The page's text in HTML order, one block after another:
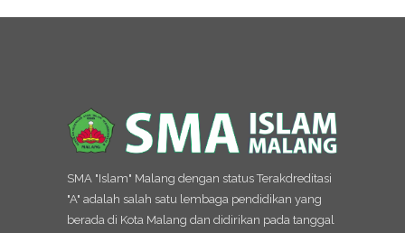
SMA "Islam" Malang dengan status Terakdreditasi
"A" adalah salah satu lembaga pendidikan yang
berada di Kota Malang dan didirikan pada tanggal